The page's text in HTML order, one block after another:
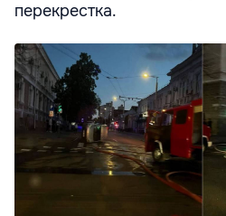
перекрестка.